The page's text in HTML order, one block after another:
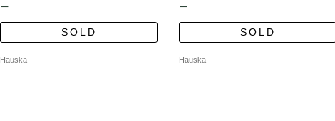
ー
SOLD
Hauska
ー
SOLD
Hauska